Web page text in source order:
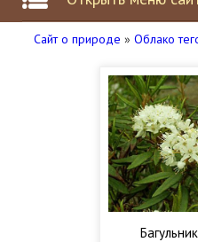
Сайт о природе » Облако